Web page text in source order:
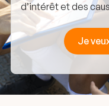
d’intérêt et des
Je